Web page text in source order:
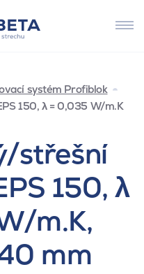
systém Profiblok
150, λ = 0,035 W/m.K
střešní
150, λ
m.K,
mm